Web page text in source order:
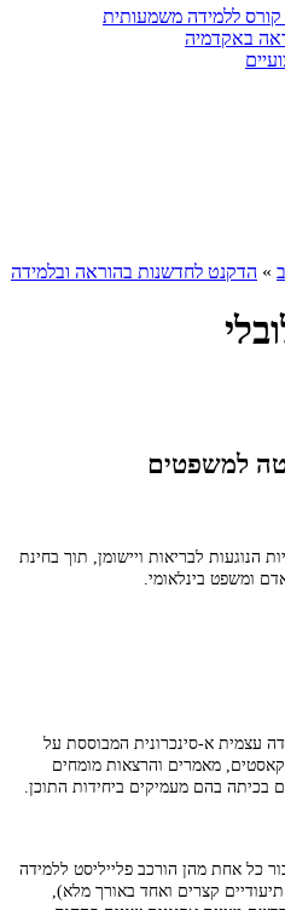
קורס ללמידה משמעותית
באקדמיה
» הדקנט לחדשנות בהוראה ובלמידה
למשפטים
הנוגעות לבריאות ויישומן, תוך בחינת
ומשפט בינלאומי.
עצמית א-סינכרונית המבוססת על
מאמרים והרצאות מומחים
בכיתה בהם מעמיקים ביחידות התוכן.
כל אחת מהן הורכב פלייליסט ללמידה
קצרים ואחד באורך מלא),